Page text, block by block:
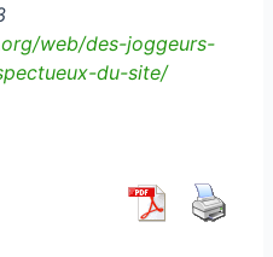
web/des-joggeurs-
du-site/